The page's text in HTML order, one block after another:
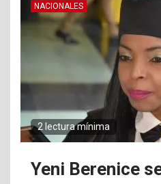
NACIONALES
2 lectura mínima
Yeni Berenice